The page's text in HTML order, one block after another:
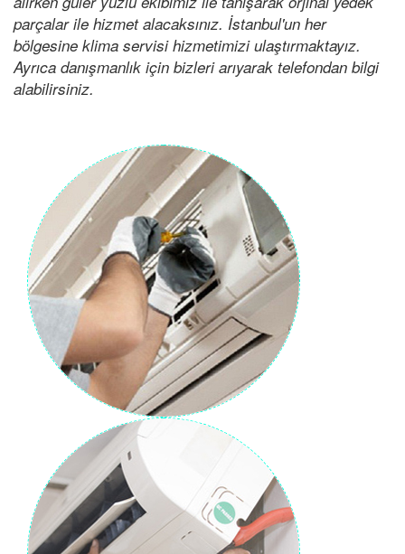
parçalar ile hizmet alacaksınız. İstanbul'un her
bölgesine klima servisi hizmetimizi ulaştırmaktayız.
Ayrıca danışmanlık için bizleri arıyarak telefondan bilgi
alabilirsiniz.